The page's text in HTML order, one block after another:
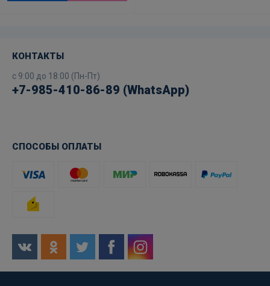
КОНТАКТЫ
с 9:00 до 18:00 (Пн-Пт)
+7-985-410-86-89 (WhatsApp)
СПОСОБЫ ОПЛАТЫ